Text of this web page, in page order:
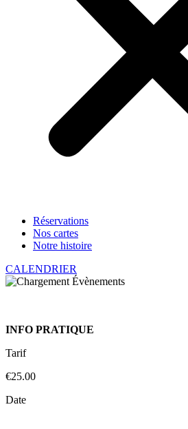
Réservations
Nos cartes
Notre histoire
CALENDRIER
INFO PRATIQUE
Tarif
€25.00
Date